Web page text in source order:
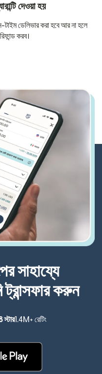
দেওয়া হয়
টাইম ডেলিভার করা হবে আর না হলে
করব।
সাহায্যে
ট্রান্সফার করুন
1.4M+ রেটিং